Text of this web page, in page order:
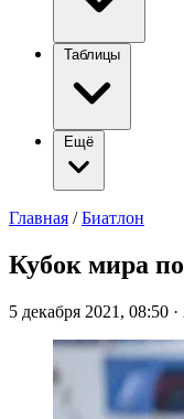
Таблицы
Ещё
Главная / Биатлон
Кубок мира
5 декабря 2021, 08:50 ·